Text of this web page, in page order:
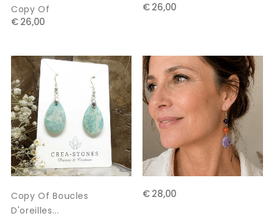
Copy Of
€ 26,00
€ 26,00
Copy Of Boucles
D'oreilles...
€ 28,00